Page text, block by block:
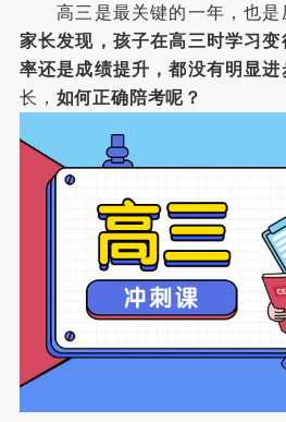
高三是最关键的一年，也是
家长发现，孩子在高三时学习
率还是成绩提升，都没有明显进
长， 如何正确陪考呢？